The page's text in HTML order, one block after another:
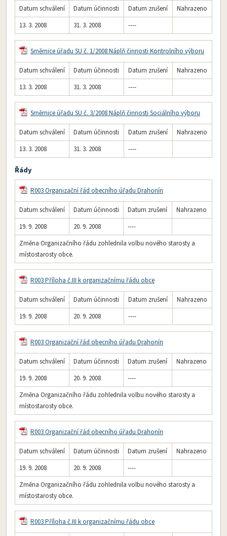
Datum schválení Datum účinnosti Datum zrušení
Nahrazeno
13. 3. 2008
31. 3. 2008 ----
Směrnice úřadu SU č. 1/2008 Náplň činnosti Kontrolního výboru
Datum schválení Datum účinnosti Datum zrušení
Nahrazeno
13. 3. 2008
31. 3. 2008 ----
Směrnice úřadu SU č. 3/2008 Náplň činnosti Sociálního výboru
Datum schválení Datum účinnosti Datum zrušení
Nahrazeno
13. 3. 2008
31. 3. 2008 ----
Řády
R003 Organizační řád obecního úřadu Drahonín
Datum schválení Datum účinnosti Datum zrušení
Nahrazeno
19. 9. 2008
20. 9. 2008
----
Změna Organizačního řádu zohlednila volbu nového starosty a
místostarosty obce.
R003 Příloha č.III k organizačnímu řádu obce
Datum schválení Datum účinnosti Datum zrušení
Nahrazeno
19. 9. 2008
20. 9. 2008 ----
R003 Organizační řád obecního úřadu Drahonín
Datum schválení Datum účinnosti Datum zrušení
Nahrazeno
19. 9. 2008
20. 9. 2008
----
Změna Organizačního řádu zohlednila volbu nového starosty a
místostarosty obce.
R003 Organizační řád obecního úřadu Drahonín
Datum schválení Datum účinnosti Datum zrušení
Nahrazeno
19. 9. 2008
20. 9. 2008
----
Změna Organizačního řádu zohlednila volbu nového starosty a
místostarosty obce.
R003 Příloha č.III k organizačnímu řádu obce